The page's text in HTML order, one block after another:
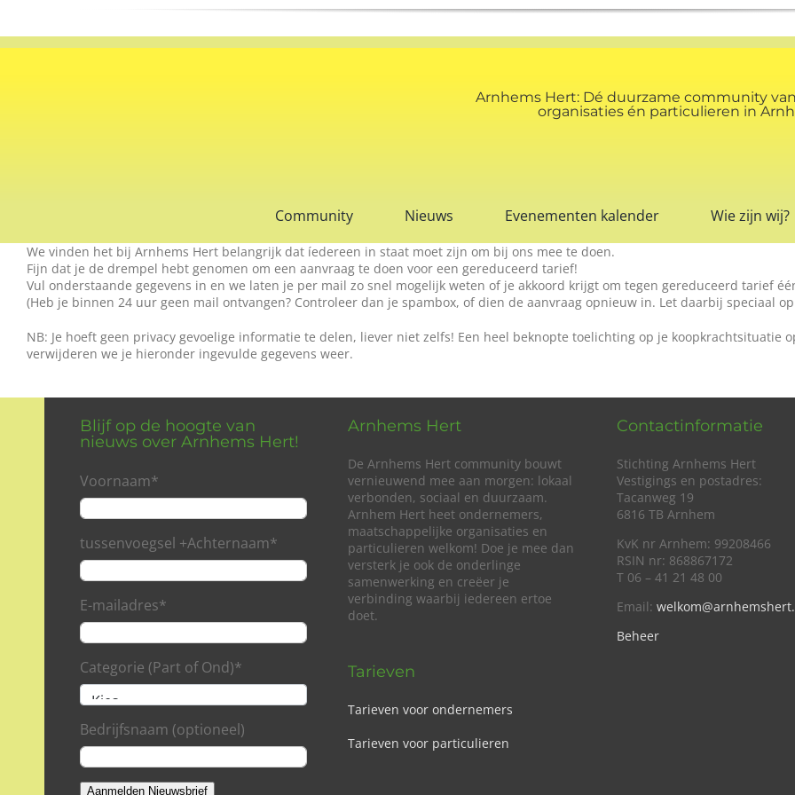
inhoud
Arnhems Hert: Dé duurzame community
organisaties én particulieren in
Community Nieuws Evenementen kalender Wie zijn wij?
We vinden het bij Arnhems Hert belangrijk dat íedereen in staat moet zijn om bij ons mee te doen.
Fijn dat je de drempel hebt genomen om een aanvraag te doen voor een gereduceerd tarief!
Vul onderstaande gegevens in en we laten je per mail zo snel mogelijk weten of je akkoord krijgt om tegen gereduceerd tarief
(Heb je binnen 24 uur geen mail ontvangen? Controleer dan je spambox, of dien de aanvraag opnieuw in. Let daarbij speciaal
NB: Je hoeft geen privacy gevoelige informatie te delen, liever niet zelfs! Een heel beknopte toelichting op je
verwijderen we je hieronder ingevulde gegevens weer.
Blijf op de hoogte van
nieuws over Arnhems Hert!
Voornaam*
tussenvoegsel +Achternaam*
E-mailadres*
Categorie (Part of Ond)*
Bedrijfsnaam (optioneel)
Aanmelden Nieuwsbrief
Arnhems Hert
De Arnhems Hert community bouwt
vernieuwend mee aan morgen: lokaal
verbonden, sociaal en duurzaam.
Arnhem Hert heet ondernemers,
maatschappelijke organisaties en
particulieren welkom! Doe je mee dan
versterk je ook de onderlinge
samenwerking en creëer je
verbinding waarbij iedereen ertoe
doet.
Tarieven
Tarieven voor ondernemers
Tarieven voor particulieren
Contactinformatie
Stichting Arnhems Hert
Vestigings en postadres:
Tacanweg 19
6816 TB Arnhem
KvK nr Arnhem: 99208466
RSIN nr: 868867172
T 06 – 41 21 48 00
Email:
Beheer